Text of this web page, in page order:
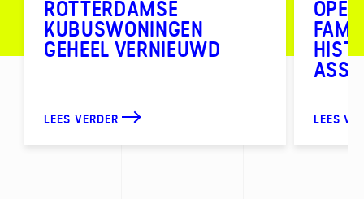
ROTTERDAMSE
KUBUSWONINGEN
GEHEEL VERNIEUWD
LEES VERDER LEES